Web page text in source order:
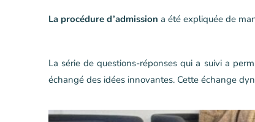
La procédure d’admission a été expliquée de
La série de questions-réponses qui a suivi a
échangé des idées innovantes. Cette échange